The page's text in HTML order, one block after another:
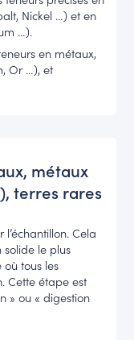
Nickel …) et en
…).
en métaux,
Or …), et
métaux
terres rares
Cela
solide le plus
tous les
Cette étape est
» ou « digestion